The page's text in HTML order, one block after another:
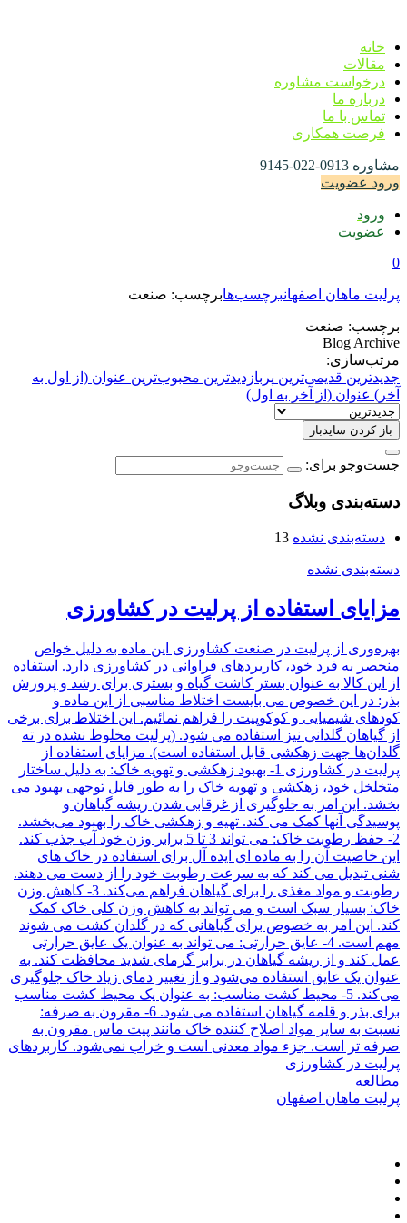
خانه
مقالات
درخواست مشاوره
درباره ما
تماس با ما
فرصت همکاری
مشاوره 0913-022-9145
ورود عضویت
ورود
عضویت
0
پرلیت ماهان اصفهانبرچسب‌هابرچسب: صنعت
برچسب: صنعت
Blog Archive
مرتب‌سازی:
جدید‌ترین قدیمی‌ترین پربازدیدترین محبوب‌ترین عنوان (از اول به
آخر) عنوان (از آخر به اول)
باز کردن سایدبار
جست‌وجو برای:
دسته‌بندی وبلاگ
دسته‌بندی نشده 13
دسته‌بندی نشده
مزایای استفاده از پرلیت در کشاورزی
بهره‌وری از پرلیت در صنعت کشاورزی این ماده به دلیل خواص
منحصر به فرد خود، کاربردهای فراوانی در کشاورزی دارد. استفاده
از این کالا به عنوان بستر کاشت گیاه و بستری برای رشد و پرورش
بذر: در این خصوص می بایست اختلاط مناسبی از این ماده و
کودهای شیمیایی و کوکوپیت را فراهم نمائیم. این اختلاط برای برخی
از گیاهان گلدانی نیز استفاده می شود. (پرلیت مخلوط نشده در ته
گلدان‌ها جهت زهکشی قابل استفاده است). مزایای استفاده از
پرلیت در کشاورزی 1- بهبود زهکشی و تهویه خاک: به دلیل ساختار
متخلخل خود، زهکشی و تهویه خاک را به طور قابل توجهی بهبود می
بخشد. این امر به جلوگیری از غرقابی شدن ریشه گیاهان و
پوسیدگی آنها کمک می کند. تهیه و زهکشی خاک را بهبود می‌بخشد.
2- حفظ رطوبت خاک: می تواند 3 تا 5 برابر وزن خود آب جذب کند.
این خاصیت آن را به ماده ای ایده آل برای استفاده در خاک های
شنی تبدیل می کند که به سرعت رطوبت خود را از دست می دهند.
رطوبت و مواد مغذی را برای گیاهان فراهم می‌کند. 3- کاهش وزن
خاک: بسیار سبک است و می تواند به کاهش وزن کلی خاک کمک
کند. این امر به خصوص برای گیاهانی که در گلدان کشت می شوند
مهم است. 4- عایق حرارتی: می تواند به عنوان یک عایق حرارتی
عمل کند و از ریشه گیاهان در برابر گرمای شدید محافظت کند. به
عنوان یک عایق استفاده می‌شود و از تغییر دمای زیاد خاک جلوگیری
می‌کند. 5- محیط کشت مناسب: به عنوان یک محیط کشت مناسب
برای بذر و قلمه گیاهان استفاده می شود. 6- مقرون به صرفه:
نسبت به سایر مواد اصلاح کننده خاک مانند پیت ماس مقرون به
صرفه تر است. جزء مواد معدنی است و خراب نمی‌شود. کاربردهای
پرلیت در کشاورزی
مطالعه
پرلیت ماهان اصفهان